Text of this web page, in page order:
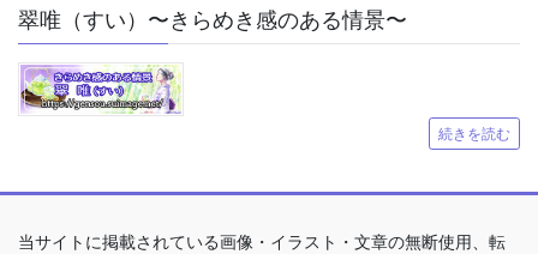
翠唯（すい）〜きらめき感のある情景〜
続きを読む
当サイトに掲載されている画像・イラスト・文章の無断使用、転